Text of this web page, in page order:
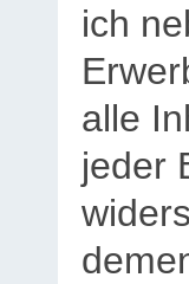
ich
alle
jeder